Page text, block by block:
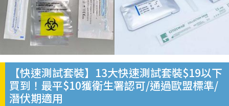
【快速測試套裝】13大快速測試套裝$19以下
買到！最平$10獲衛生署認可/通過歐盟標準/
潛伏期適用